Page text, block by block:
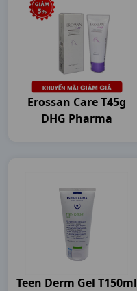
Erossan Care T45g
DHG Pharma
Teen Derm Gel T150ml